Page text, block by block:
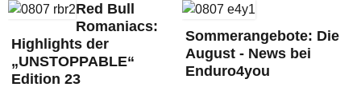
Red Bull
Romaniacs:
Highlights der
„UNSTOPPABLE“
Edition 23
Sommerangebote: Die
August - News bei
Enduro4you